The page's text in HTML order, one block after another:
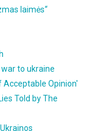
laimės“
to ukraine
Opinion'
Told by The